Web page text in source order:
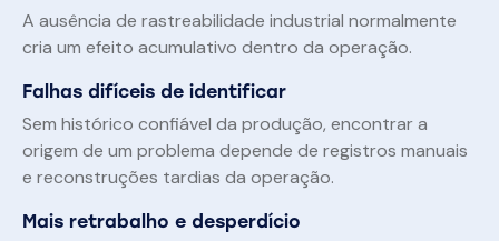
A ausência de rastreabilidade industrial normalmente
cria um efeito acumulativo dentro da operação.
Falhas difíceis de identificar
Sem histórico confiável da produção, encontrar a
origem de um problema depende de registros manuais
e reconstruções tardias da operação.
Mais retrabalho e desperdício